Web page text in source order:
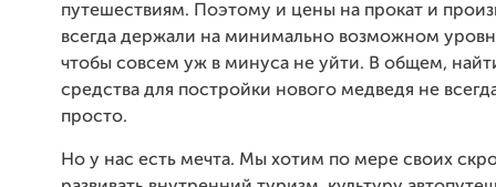
путешествиям. Поэтому и цены на прокат и
всегда держали на минимально возможном
чтобы совсем уж в минуса не уйти. В общем,
средства для постройки нового медведя не
просто.
Но у нас есть мечта. Мы хотим по мере своих